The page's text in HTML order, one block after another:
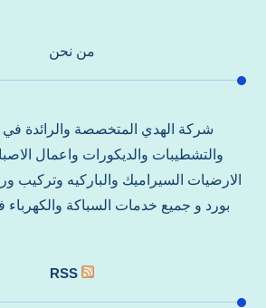
من نحن
شركة الهدي المتخصصة والرائدة في
والتشطيبات والديكورات واعمال
الارضيات السيراميك والباركيه وتركيب
بورد و جميع خدمات السباكة والكهرباء
RSS